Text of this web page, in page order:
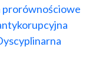
prorównościowe